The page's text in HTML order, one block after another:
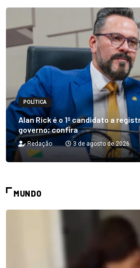
POLÍTICA
Alan Rick é o 1º candidato a
governo; confira
Redação 3 de agosto de 2026
MUNDO